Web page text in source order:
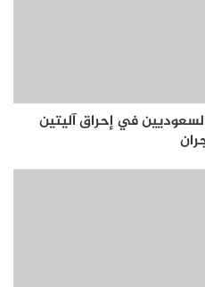
في إحراق آليتين